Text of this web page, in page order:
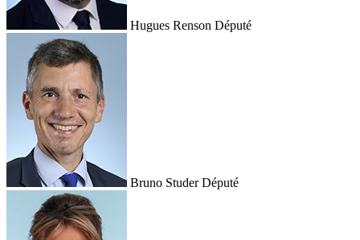
Hugues Renson Député
Bruno Studer Député